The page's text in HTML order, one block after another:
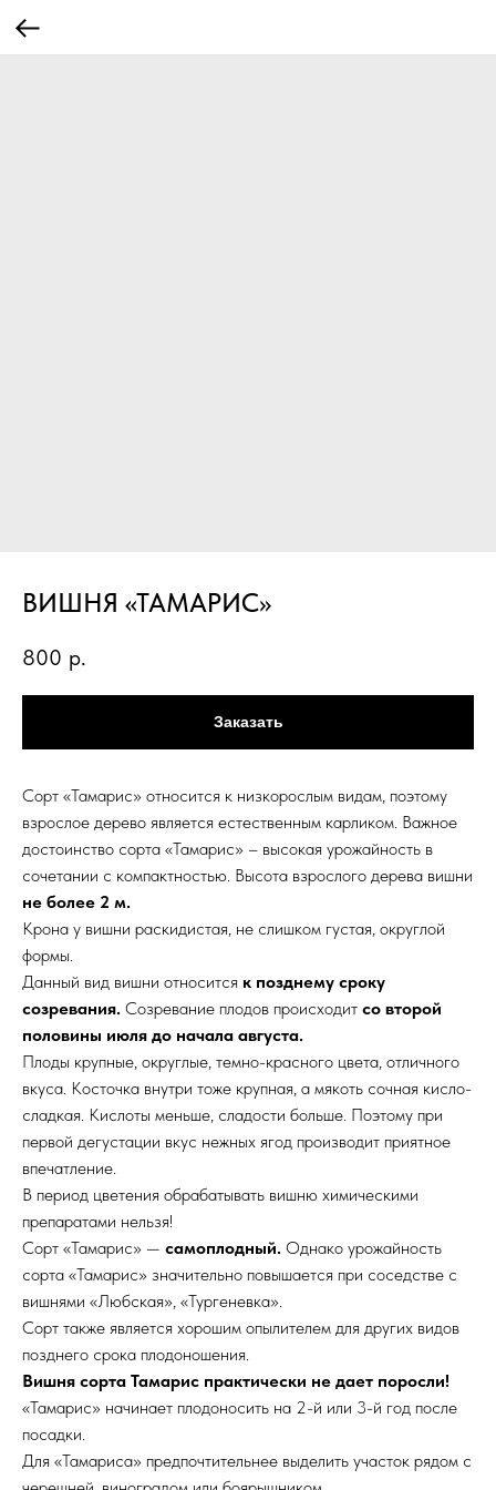
ВИШНЯ «ТАМАРИС»
800 р.
Заказать
Сорт «Тамарис» относится к низкорослым видам, поэтому
взрослое дерево является естественным карликом. Важное
достоинство сорта «Тамарис» – высокая урожайность в
сочетании с компактностью. Высота взрослого дерева вишни
не более 2 м.
Крона у вишни раскидистая, не слишком густая, округлой
формы.
Данный вид вишни относится к позднему сроку
созревания. Созревание плодов происходит со второй
половины июля до начала августа.
Плоды крупные, округлые, темно-красного цвета, отличного
вкуса. Косточка внутри тоже крупная, а мякоть сочная кисло-
сладкая. Кислоты меньше, сладости больше. Поэтому при
первой дегустации вкус нежных ягод производит приятное
впечатление.
В период цветения обрабатывать вишню химическими
препаратами нельзя!
Сорт «Тамарис» — самоплодный. Однако урожайность
сорта «Тамарис» значительно повышается при соседстве с
вишнями «Любская», «Тургеневка».
Сорт также является хорошим опылителем для других видов
позднего срока плодоношения.
Вишня сорта Тамарис практически не дает поросли!
«Тамарис» начинает плодоносить на 2-й или 3-й год после
посадки.
Для «Тамариса» предпочтительнее выделить участок рядом с